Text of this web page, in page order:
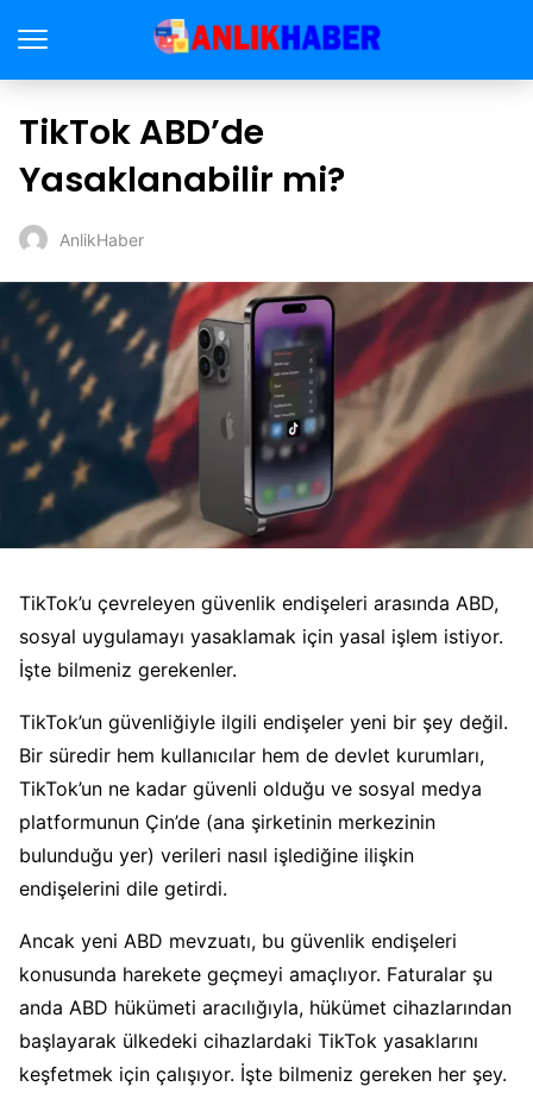
TikTok ABD’de
Yasaklanabilir mi?
AnlikHaber
TikTok’u çevreleyen güvenlik endişeleri arasında ABD,
sosyal uygulamayı yasaklamak için yasal işlem istiyor.
İşte bilmeniz gerekenler.
TikTok’un güvenliğiyle ilgili endişeler yeni bir şey değil.
Bir süredir hem kullanıcılar hem de devlet kurumları,
TikTok’un ne kadar güvenli olduğu ve sosyal medya
platformunun Çin’de (ana şirketinin merkezinin
bulunduğu yer) verileri nasıl işlediğine ilişkin
endişelerini dile getirdi.
Ancak yeni ABD mevzuatı, bu güvenlik endişeleri
konusunda harekete geçmeyi amaçlıyor. Faturalar şu
anda ABD hükümeti aracılığıyla, hükümet cihazlarından
başlayarak ülkedeki cihazlardaki TikTok yasaklarını
keşfetmek için çalışıyor. İşte bilmeniz gereken her şey.